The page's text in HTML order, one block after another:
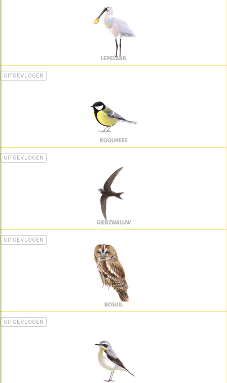
LEPELAAR
UITGEVLOGEN
KOOLMEES
UITGEVLOGEN
GIERZWALUW
UITGEVLOGEN
BOSUIL
UITGEVLOGEN